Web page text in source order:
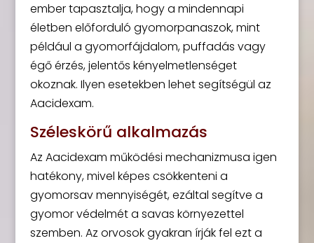
ember tapasztalja, hogy a mindennapi
életben előforduló gyomorpanaszok, mint
például a gyomorfájdalom, puffadás vagy
égő érzés, jelentős kényelmetlenséget
okoznak. Ilyen esetekben lehet segítségül az
Aacidexam.
Széleskörű alkalmazás
Az Aacidexam működési mechanizmusa igen
hatékony, mivel képes csökkenteni a
gyomorsav mennyiségét, ezáltal segítve a
gyomor védelmét a savas környezettel
szemben. Az orvosok gyakran írják fel ezt a